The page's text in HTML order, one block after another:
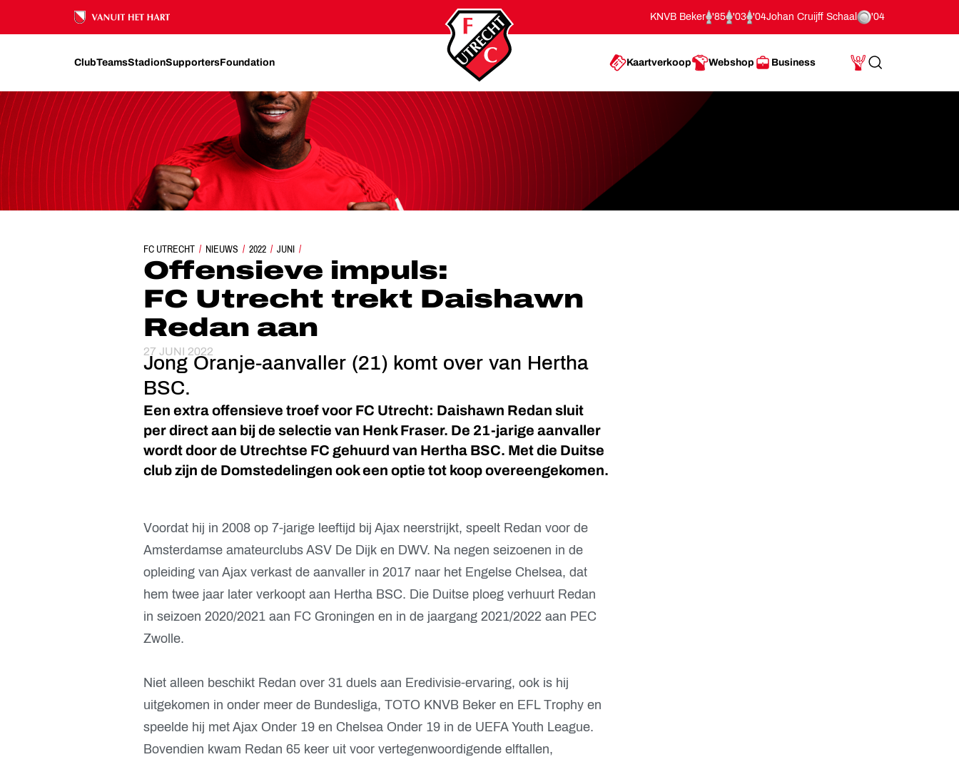
Ons nalatenschap
KNVB Beker '85 '03 '04Johan Cruijff Schaal '04
ClubTeamsStadionSupportersFoundation Kaartverkoop Webshop Business
Mijn Account
Search
FC UTRECHT NIEUWS 2022 JUNI
OFFENSIEVE IMPULS: FC UTRECHT TREKT DAISHAWN REDAN AAN
Offensieve impuls:
FC Utrecht trekt Daishawn
Redan aan
27 JUNI 2022
Jong Oranje-aanvaller (21) komt over van Hertha
BSC.
Een extra offensieve troef voor FC Utrecht: Daishawn Redan sluit
per direct aan bij de selectie van Henk Fraser. De 21-jarige aanvaller
wordt door de Utrechtse FC gehuurd van Hertha BSC. Met die Duitse
club zijn de Domstedelingen ook een optie tot koop overeengekomen.
Voordat hij in 2008 op 7-jarige leeftijd bij Ajax neerstrijkt, speelt Redan voor de
Amsterdamse amateurclubs ASV De Dijk en DWV. Na negen seizoenen in de
opleiding van Ajax verkast de aanvaller in 2017 naar het Engelse Chelsea, dat
hem twee jaar later verkoopt aan Hertha BSC. Die Duitse ploeg verhuurt Redan
in seizoen 2020/2021 aan FC Groningen en in de jaargang 2021/2022 aan PEC
Zwolle.
Niet alleen beschikt Redan over 31 duels aan Eredivisie-ervaring, ook is hij
uitgekomen in onder meer de Bundesliga, TOTO KNVB Beker en EFL Trophy en
speelde hij met Ajax Onder 19 en Chelsea Onder 19 in de UEFA Youth League.
Bovendien kwam Redan 65 keer uit voor vertegenwoordigende elftallen,